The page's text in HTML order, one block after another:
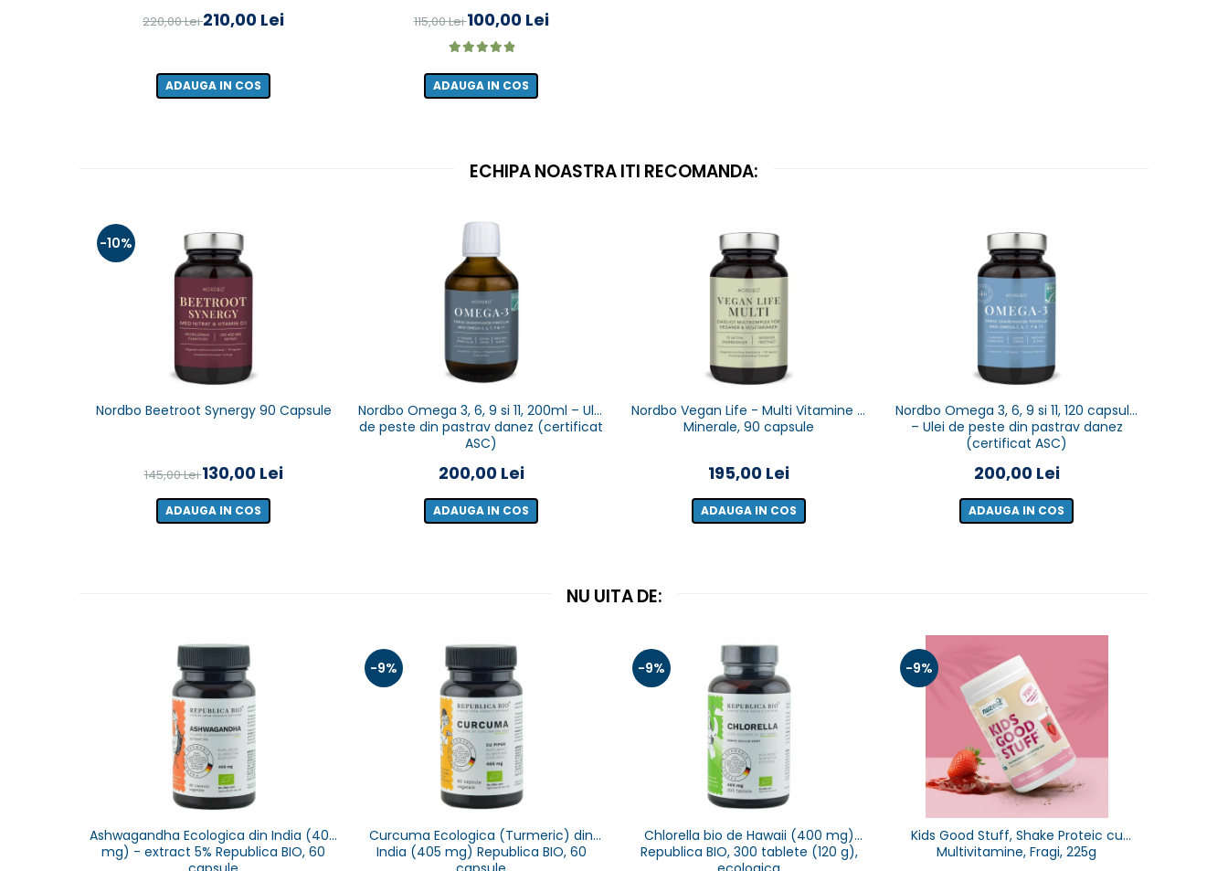
220,00 Lei210,00 Lei
ADAUGA IN COS
115,00 Lei100,00 Lei
ADAUGA IN COS
ECHIPA NOASTRA ITI RECOMANDA:
-10%
Nordbo Beetroot Synergy 90 Capsule
145,00 Lei130,00 Lei
ADAUGA IN COS
Nordbo Omega 3, 6, 9 si 11, 200ml – Ulei
de peste din pastrav danez (certificat
ASC)
200,00 Lei
ADAUGA IN COS
Nordbo Vegan Life - Multi Vitamine &
Minerale, 90 capsule
195,00 Lei
ADAUGA IN COS
Nordbo Omega 3, 6, 9 si 11, 120 capsule
– Ulei de peste din pastrav danez
(certificat ASC)
200,00 Lei
ADAUGA IN COS
NU UITA DE:
Ashwagandha Ecologica din India (400
mg) - extract 5% Republica BIO, 60
-9%
Curcuma Ecologica (Turmeric) din
India (405 mg) Republica BIO, 60
-9%
Chlorella bio de Hawaii (400 mg)
Republica BIO, 300 tablete (120 g),
-9%
Kids Good Stuff, Shake Proteic cu
Multivitamine, Fragi, 225g